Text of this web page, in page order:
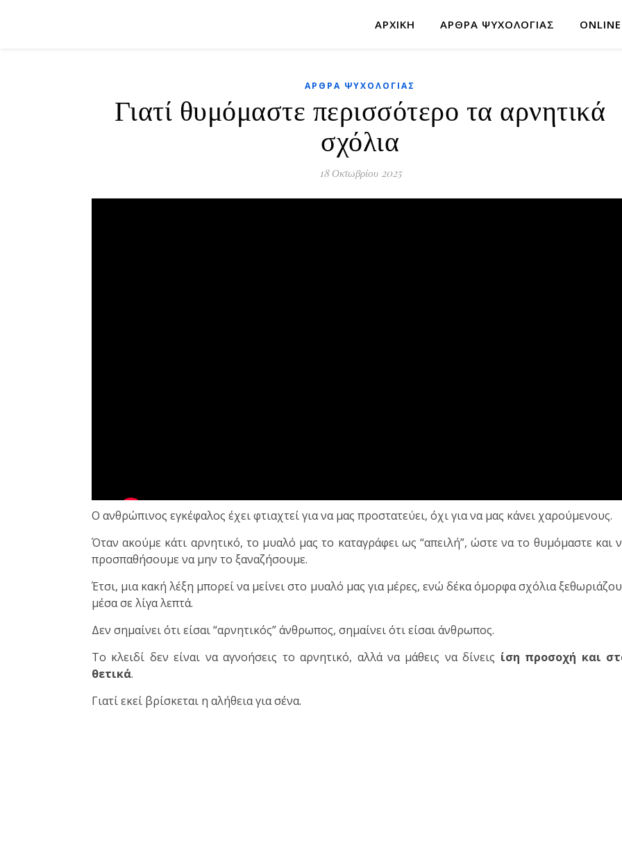
ΑΡΧΙΚΉ ΆΡΘΡΑ ΨΥΧΟΛΟΓΊΑΣ
ΆΡΘΡΑ ΨΥΧΟΛΟΓΊΑΣ
Γιατί θυμόμαστε περισσότερο τα αρνητικά
σχόλια
18 Οκτωβρίου 2025
Ο ανθρώπινος εγκέφαλος έχει φτιαχτεί για να μας προστατεύει, όχι για να μας κάνει χαρούμενους.
Όταν ακούμε κάτι αρνητικό, το μυαλό μας το καταγράφει ως “απειλή”, ώστε να το θυμόμαστε και
προσπαθήσουμε να μην το ξαναζήσουμε.
Έτσι, μια κακή λέξη μπορεί να μείνει στο μυαλό μας για μέρες, ενώ δέκα όμορφα σχόλια
μέσα σε λίγα λεπτά.
Δεν σημαίνει ότι είσαι “αρνητικός” άνθρωπος, σημαίνει ότι είσαι άνθρωπος.
Το κλειδί δεν είναι να αγνοήσεις το αρνητικό, αλλά να μάθεις να δίνεις ίση προσοχή και
θετικά.
Γιατί εκεί βρίσκεται η αλήθεια για σένα.